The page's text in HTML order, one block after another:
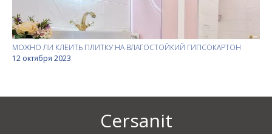
МОЖНО ЛИ КЛЕИТЬ ПЛИТКУ НА ВЛАГОСТОЙКИЙ ГИПСОКАРТОН
12 октября 2023
Cersanit